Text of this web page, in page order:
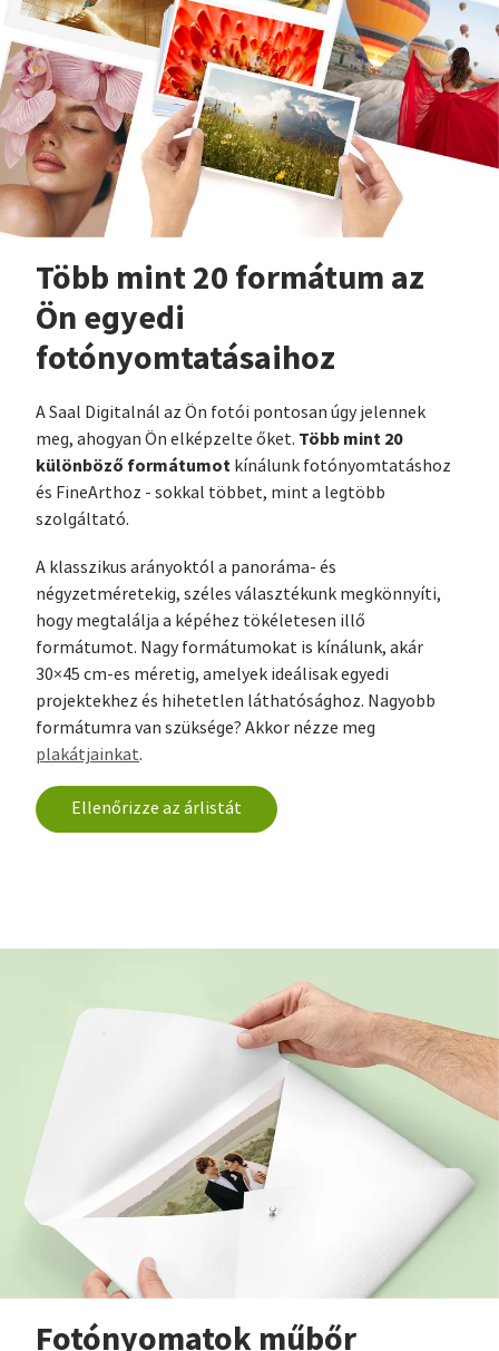
Több mint 20 formátum az
Ön egyedi
fotónyomtatásaihoz
A Saal Digitalnál az Ön fotói pontosan úgy jelennek
meg, ahogyan Ön elképzelte őket. Több mint 20
különböző formátumot kínálunk fotónyomtatáshoz
és FineArthoz - sokkal többet, mint a legtöbb
szolgáltató.
A klasszikus arányoktól a panoráma- és
négyzetméretekig, széles választékunk megkönnyíti,
hogy megtalálja a képéhez tökéletesen illő
formátumot. Nagy formátumokat is kínálunk, akár
30×45 cm-es méretig, amelyek ideálisak egyedi
projektekhez és hihetetlen láthatósághoz. Nagyobb
formátumra van szüksége? Akkor nézze meg
plakátjainkat.
Ellenőrizze az árlistát
Fotónyomatok műbőr